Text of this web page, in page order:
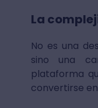
La
No es una
sino una
plataforma
convertirse